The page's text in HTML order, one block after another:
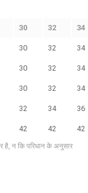
30 32 34
30 32 34
30 32 34
30 32 34
32 34 36
42 42 42
है, न कि परिधान के अनुसार